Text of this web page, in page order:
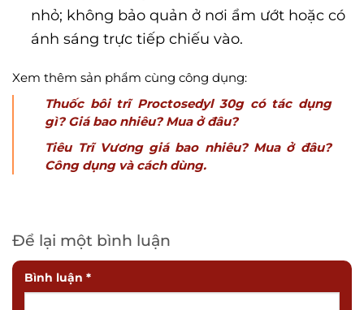
nhỏ; không bảo quản ở nơi ẩm ướt hoặc có
ánh sáng trực tiếp chiếu vào.
Xem thêm sản phẩm cùng công dụng:
Thuốc bôi trĩ Proctosedyl 30g có tác dụng
gì? Giá bao nhiêu? Mua ở đâu?
Tiêu Trĩ Vương giá bao nhiêu? Mua ở đâu?
Công dụng và cách dùng.
Để lại một bình luận
Bình luận *